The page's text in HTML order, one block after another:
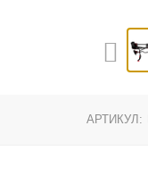
АРТИКУЛ: